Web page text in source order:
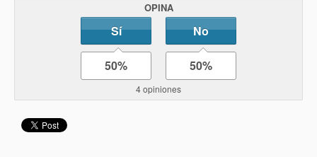
OPINA
Sí No
50% 50%
4 opiniones